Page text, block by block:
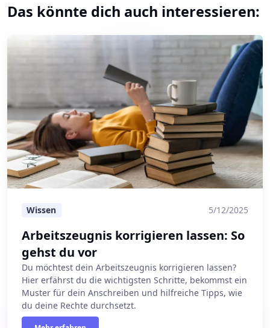
Das könnte dich auch interessieren:
Arbeitszeugnis korrigieren lassen: So gehst du vor
Wissen 5/12/2025
Arbeitszeugnis korrigieren lassen: So
gehst du vor
Du möchtest dein Arbeitszeugnis korrigieren lassen?
Hier erfährst du die wichtigsten Schritte, bekommst ein
Muster für dein Anschreiben und hilfreiche Tipps, wie
du deine Rechte durchsetzt.